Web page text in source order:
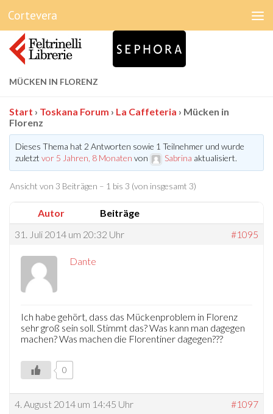
Unter dem Inhalt
Cortevera
MÜCKEN IN FLORENZ
Start › Toskana Forum › La Caffeteria › Mücken in
Florenz
Dieses Thema hat 2 Antworten sowie 1 Teilnehmer und wurde
zuletztvor 5 Jahren, 8 Monaten von Sabrina aktualisiert.
Ansicht von 3 Beiträgen – 1 bis 3 (von insgesamt 3)
Autor
Beiträge
31. Juli 2014 um 20:32 Uhr
#1095
Dante
Ich habe gehört, dass das Mückenproblem in Florenz
sehr groß sein soll. Stimmt das? Was kann man dagegen
machen? Was machen die Florentiner dagegen???
0
4. August 2014 um 14:45 Uhr #1097